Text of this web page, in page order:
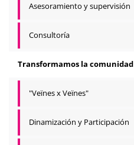
Asesoramiento y supervisión
Consultoría
Transformamos la comunidad
"Veïnes x Veïnes"
Dinamización y Participación